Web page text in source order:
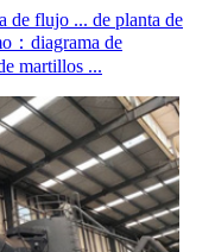
de flujo ... de planta de
：diagrama de
martillos ...